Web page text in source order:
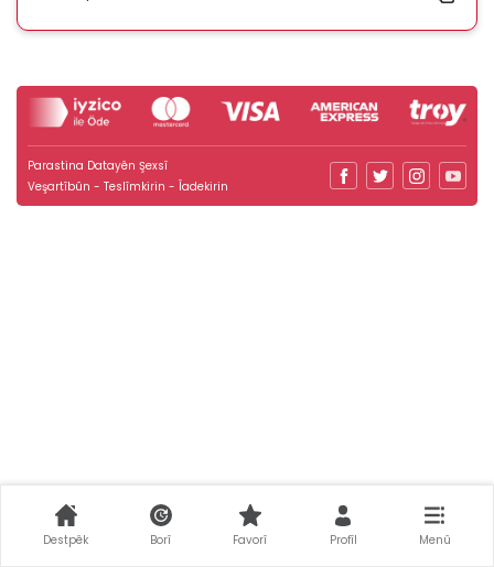
Parastina Datayên Şexsî
Veşartîbûn - Teslîmkirin - Îadekirin
Destpêk Borî Favorî Profîl Menû